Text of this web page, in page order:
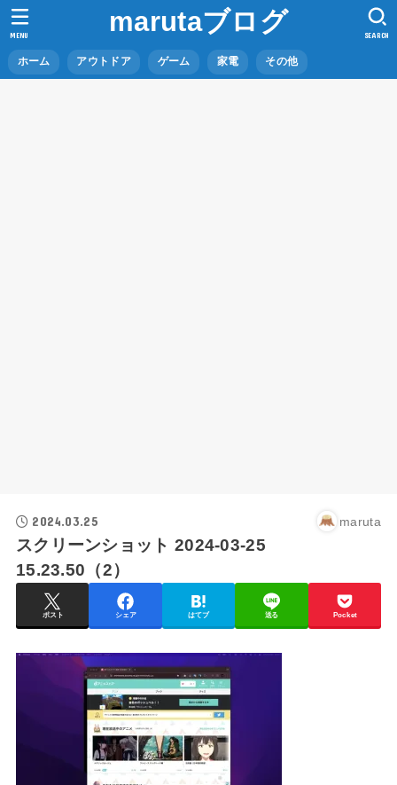
marutaブログ
ホーム アウトドア ゲーム 家電 その他
SEARCH
MENU
2024.03.25 maruta
スクリーンショット 2024-03-25
15.23.50（2）
ポスト シェア はてブ 送る Pocket